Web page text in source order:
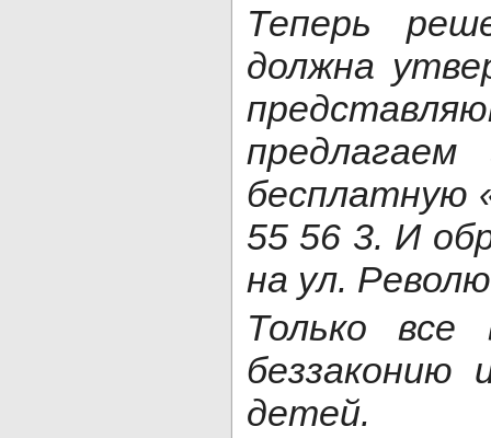
Теперь
должна
бесплатную
55 56 3. И
на ул.
Только
беззаконию
детей.